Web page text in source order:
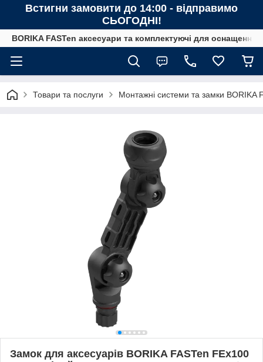
Встигни замовити до 14:00 - відправимо
СЬОГОДНІ!
BORIKA FASTen аксесуари та комплектуючі для оснащення
Товари та послуги Монтажні системи та замки BORIKA
Замок для аксесуарів BORIKA FASTen FEx100